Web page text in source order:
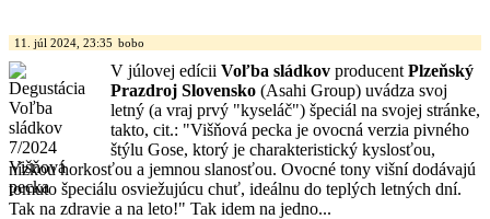
11. júl 2024, 23:35 bobo
V júlovej edícii Voľba sládkov producent Plzeňský
Prazdroj Slovensko (Asahi Group) uvádza svoj
letný (a vraj prvý "kyseláč") špeciál na svojej stránke,
takto, cit.: "Višňová pecka je ovocná verzia pivného
štýlu Gose, ktorý je charakteristický kyslosťou,
nízkou horkosťou a jemnou slanosťou. Ovocné tony višní dodávajú
tomuto špeciálu osviežujúcu chuť, ideálnu do teplých letných dní.
Tak na zdravie a na leto!" Tak idem na jedno...